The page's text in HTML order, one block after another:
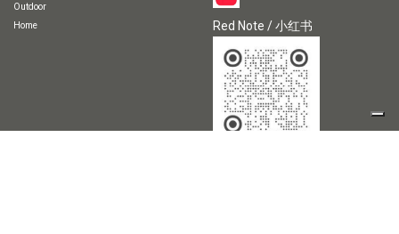
Variantes del producto
Outdoor
Home
Red Note / 小红书